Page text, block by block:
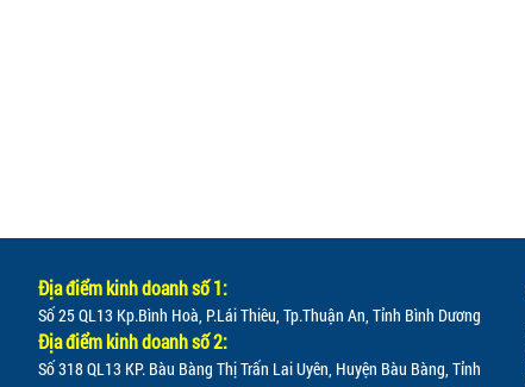
Địa điểm kinh doanh số 1:
Số 25 QL13 Kp.Bình Hoà, P.Lái Thiêu, Tp.Thuận An, Tỉnh Bình Dương
Địa điểm kinh doanh số 2:
Số 318 QL13 KP. Bàu Bàng Thị Trấn Lai Uyên, Huyện Bàu Bàng, Tỉnh